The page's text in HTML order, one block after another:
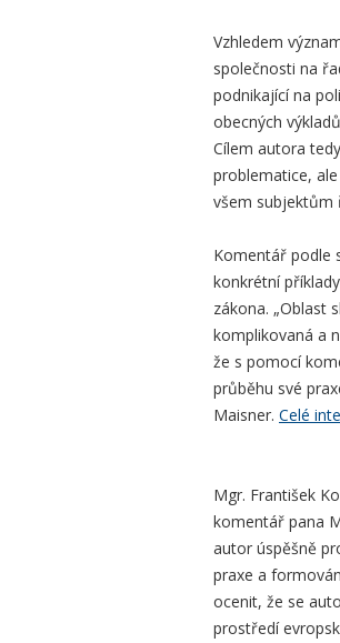
Vzhledem
společnosti na
podnikající na
obecných
Cílem autora
problematice,
všem subjektům
Komentář podle
konkrétní
zákona. „Oblast
komplikovaná a
že s pomocí
průběhu své
Maisner. Celé
Mgr. František
komentář pana
autor úspěšně
praxe a
ocenit, že se
prostředí